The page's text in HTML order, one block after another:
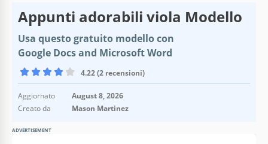
Appunti adorabili viola Modello
Usa questo gratuito modello con
Google Docs and Microsoft Word
4.22 (2 recensioni)
Aggiornato
August 8, 2026
Creato da
Mason Martinez
ADVERTISEMENT